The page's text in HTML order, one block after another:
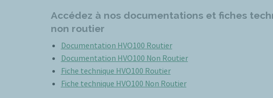
Accédez à nos documentations et fiches
non routier
Documentation HVO100 Routier
Documentation HVO100 Non Routier
Fiche technique HVO100 Routier
Fiche technique HVO100 Non Routier